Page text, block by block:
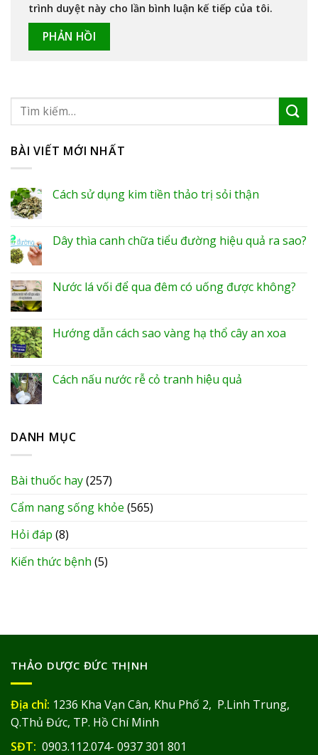
trình duyệt này cho lần bình luận kế tiếp của tôi.
BÀI VIẾT MỚI NHẤT
Cách sử dụng kim tiền thảo trị sỏi thận
Dây thìa canh chữa tiểu đường hiệu quả ra sao?
Nước lá vối để qua đêm có uống được không?
Hướng dẫn cách sao vàng hạ thổ cây an xoa
Cách nấu nước rễ cỏ tranh hiệu quả
DANH MỤC
Bài thuốc hay(257)
Cẩm nang sống khỏe (565)
Hỏi đáp (8)
Kiến thức bệnh (5)
THẢO DƯỢC ĐỨC THỊNH
Địa chỉ: 1236 Kha Vạn Cân, Khu Phố 2, P.Linh Trung,
Q.Thủ Đức, TP. Hồ Chí Minh
SĐT: 0903.112.074- 0937 301 801